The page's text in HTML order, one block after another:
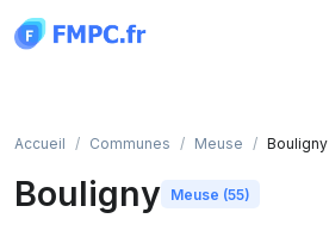
Accueil Communes Meuse Bouligny
Bouligny Meuse (55)
Panneau de gestion des cookies